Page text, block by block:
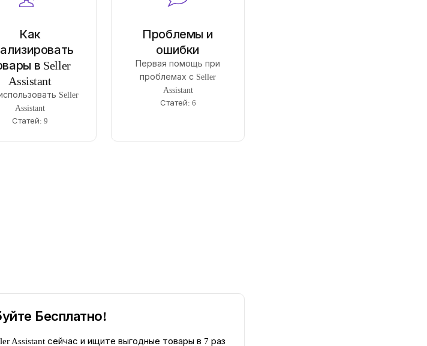
Как
в Seller
Assistant
Seller
Assistant
Статей: 9
Проблемы и
ошибки
Первая помощь при
проблемах с Seller
Assistant
Статей: 6
Бесплатно!
Assistant сейчас и ищите выгодные товары в 7 раз